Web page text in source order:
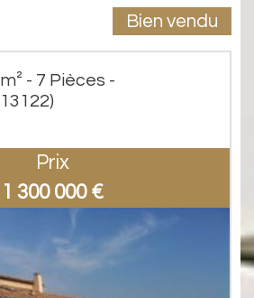
Bien vendu
- 7 Pièces -
Prix
1 300 000 €